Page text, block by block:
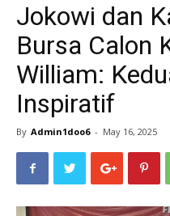
Jokowi dan
Bursa Calon
William:
Inspiratif
By Admin1doo6 - May 16, 2025